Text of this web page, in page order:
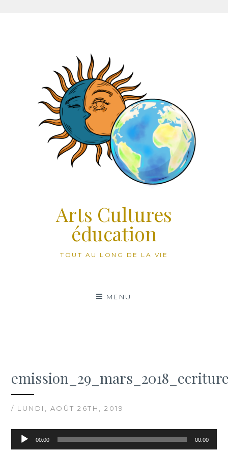
Arts Cultures
éducation
TOUT AU LONG DE LA VIE
MENU
/ LUNDI, AOÛT 26TH, 2019
Lecteur00:00 00:00